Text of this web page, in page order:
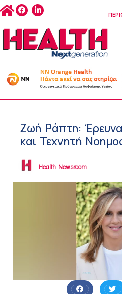
Ζωή Ράπτη:
και Τεχνητή
Health Newsroom